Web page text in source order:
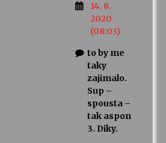
14. 8.
2020
(08:03)
to by me
taky
zajimalo.
Sup –
spousta –
tak aspon
3. Diky.